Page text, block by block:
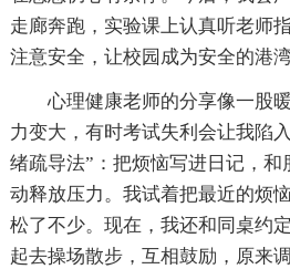
走廊奔跑，实验课上认真听老师
注意安全，让校园成为安全的港湾
心理健康老师的分享像一股暖
力变大，有时考试失利会让我陷
绪疏导法”：把烦恼写进日记，
动释放压力。我试着把最近的烦
松了不少。现在，我还和同桌约
起去操场散步，互相鼓励，原来